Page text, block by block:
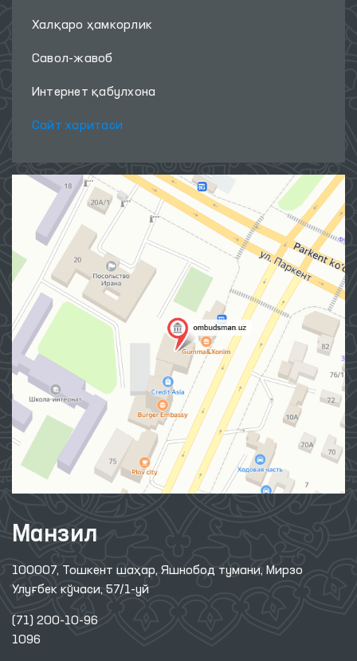
Халқаро ҳамкорлик
Савол-жавоб
Интернет қабулхона
Сайт харитаси
Манзил
100007, Тошкент шаҳар, Яшнобод тумани, Мирзо
Улуғбек кўчаси, 57/1-уй
(71) 200-10-96
1096